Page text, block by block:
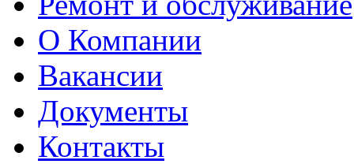
О Компании
Вакансии
Документы
Контакты